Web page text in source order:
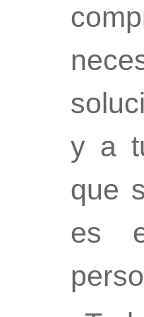
y a
que
es